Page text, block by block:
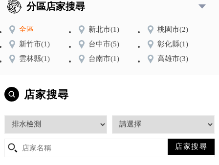
分區店家搜尋
全區 新北市(1) 桃園市(2)
新竹市(1) 台中市(5) 彰化縣(1)
雲林縣(1) 台南市(1) 高雄市(3)
店家搜尋